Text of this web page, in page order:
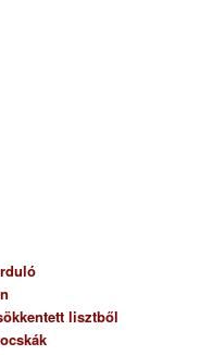
lisztből